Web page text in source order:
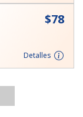
⁦$78⁩
Detalles